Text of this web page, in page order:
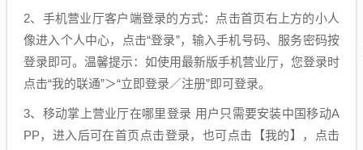
2、手机营业厅客户端登录的方式：点击首页右上方的小人
像进入个人中心，点击“登录”，输入手机号码、服务密码按
登录即可。温馨提示：如使用最新版手机营业厅，您登录时
点击“我的联通”＞“立即登录／注册”即可登录。
3、移动掌上营业厅在哪里登录 用户只需要安装中国移动A
PP，进入后可在首页点击登录，也可点击【我的】，点击